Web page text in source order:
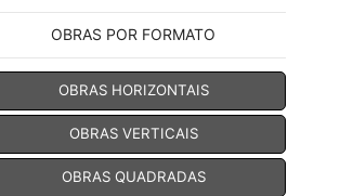
OBRAS POR FORMATO
OBRAS HORIZONTAIS
OBRAS VERTICAIS
OBRAS QUADRADAS